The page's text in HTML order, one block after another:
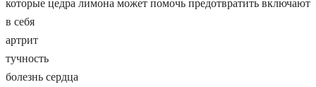
которые цедра лимона может помочь предотвратить включают
в себя
артрит
тучность
болезнь сердца